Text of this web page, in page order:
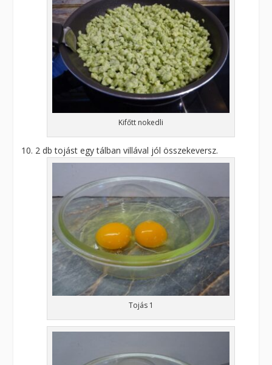
Kifőtt nokedli
2 db tojást egy tálban villával jól összekeversz.
Tojás 1